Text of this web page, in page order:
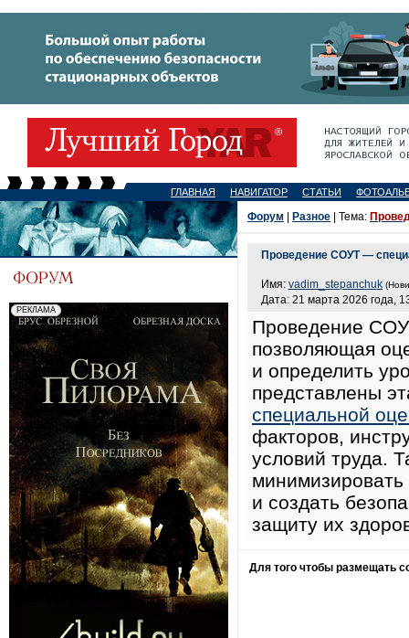
ГЛАВНАЯ НАВИГАТОР СТАТЬИ
Форум Разное | Тема:
Проведение СОУТ —
Имя: vadim_stepanchuk
Дата: 21 марта 2026 года,
Проведение
позволяющая
и определить
представлены
специальной
факторов,
условий труда.
минимизировать
и создать
защиту их
Для того чтобы размещать